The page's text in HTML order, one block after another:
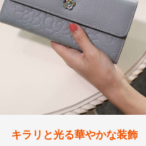
キラリと光る華やかな装飾